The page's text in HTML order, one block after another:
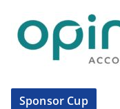
Sponsor Cup